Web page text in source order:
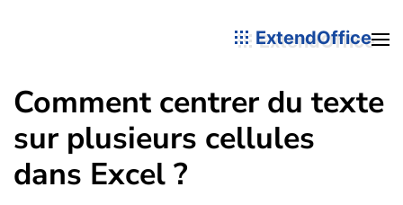
ExtendOffice
Comment centrer du texte
sur plusieurs cellules
dans Excel ?